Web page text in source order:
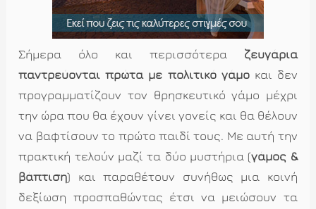
Σήμερα όλο και περισσότερα ζευγάρια
παντρεύονται πρώτα με πολιτικό γάμοκαι δεν
προγραμματίζουν τον θρησκευτικό γάμο μέχρι
την ώρα που θα έχουν γίνει γονείς και θα θέλουν
να βαφτίσουν το πρώτο παιδί τους. Με αυτή την
πρακτική τελούν μαζί τα δύο μυστήρια (γάμος &
βάπτιση) και παραθέτουν συνήθως μια κοινή
δεξίωση προσπαθώντας έτσι να μειώσουν τα